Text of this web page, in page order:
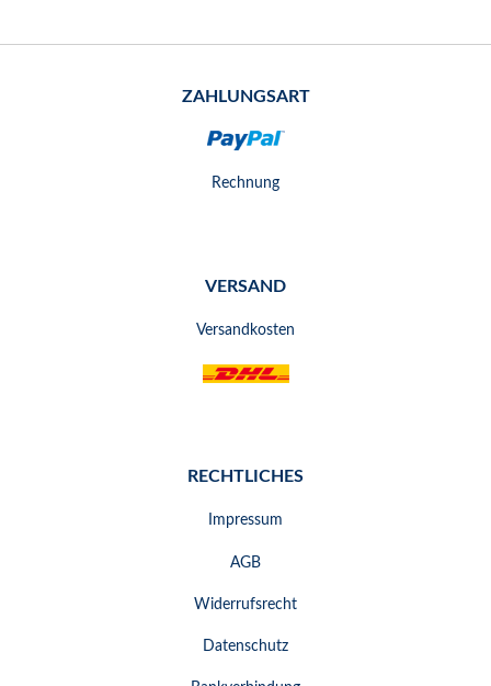
ZAHLUNGSART
Rechnung
VERSAND
Versandkosten
RECHTLICHES
Impressum
AGB
Widerrufsrecht
Datenschutz